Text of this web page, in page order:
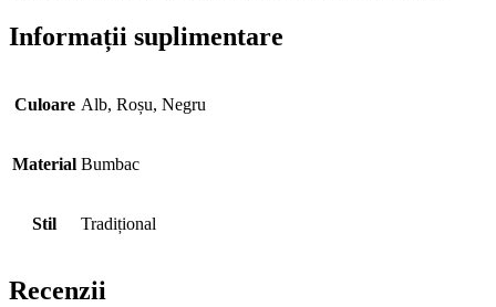
Informații suplimentare
Culoare Alb, Roșu, Negru
Material Bumbac
Stil Tradițional
Recenzii